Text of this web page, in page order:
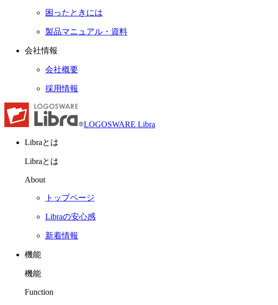
困ったときには
製品マニュアル・資料
会社情報
会社概要
採用情報
LOGOSWARE Libra
Libraとは
Libraとは
About
トップページ
Libraの安心感
新着情報
機能
機能
Function